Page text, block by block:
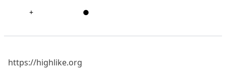
+ ●
https://highlike.org